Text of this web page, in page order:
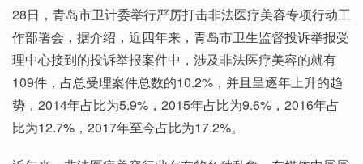
28日，青岛市卫计委举行严厉打击非法医疗美容专项行动工
作部署会，据介绍，近四年来，青岛市卫生监督投诉举报受
理中心接到的投诉举报案件中，涉及非法医疗美容的就有
109件，占总受理案件总数的10.2%，并且呈逐年上升的趋
势，2014年占比为5.9%，2015年占比为9.6%，2016年占
比为12.7%，2017年至今占比为17.2%。